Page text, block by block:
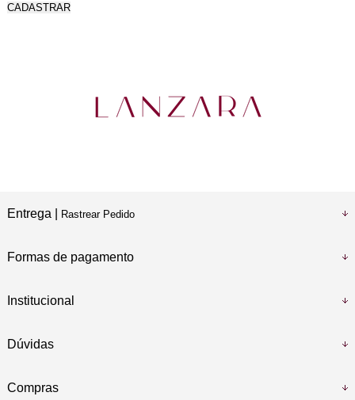
CADASTRAR
Entrega | Rastrear Pedido
Formas de pagamento
Institucional
Dúvidas
Compras